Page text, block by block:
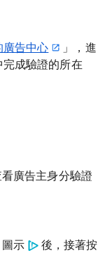
廣告中心
」，進
完成驗證的所在
廣告主身分驗證
示
後，接著按